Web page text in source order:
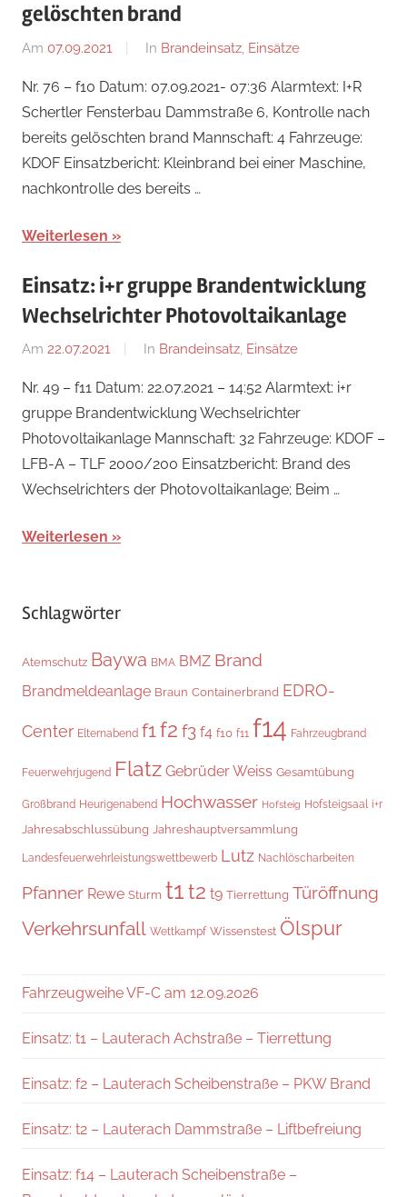
gelöschten brand
Am 07.09.2021
Von
In Brandeinsatz Einsätze
Nr. 76 – f10 Datum: 07.09.2021- 07:36 Alarmtext: I+R
Schertler Fensterbau Dammstraße 6, Kontrolle nach
bereits gelöschten brand Mannschaft: 4 Fahrzeuge:
KDOF Einsatzbericht: Kleinbrand bei einer Maschine,
nachkontrolle des bereits …
Weiterlesen
Einsatz: i+r gruppe Brandentwicklung
Wechselrichter Photovoltaikanlage
Am 22.07.2021
Von
In Brandeinsatz, Einsätze
Nr. 49 – f11 Datum: 22.07.2021 – 14:52 Alarmtext: i+r
gruppe Brandentwicklung Wechselrichter
Photovoltaikanlage Mannschaft: 32 Fahrzeuge: KDOF –
LFB-A – TLF 2000/200 Einsatzbericht: Brand des
Wechselrichters der Photovoltaikanlage; Beim …
Weiterlesen
Schlagwörter
Atemschutz Baywa BMA BMZ Brand
Brandmeldeanlage Braun Containerbrand EDRO-
Center Elternabend f1f2 f3 f4 f10 f11 f14 Fahrzeugbrand
Feuerwehrjugend Flatz Gebrüder Weiss Gesamtübung
Großbrand Heurigenabend Hochwasser Hofsteig Hofsteigsaal i+r
Jahresabschlussübung Jahreshauptversammlung
Landesfeuerwehrleistungswettbewerb Lutz Nachlöscharbeiten
Pfanner Rewe Sturm t1t2 t9 Tierrettung Türöffnung
Verkehrsunfall Wettkampf Wissenstest Ölspur
Fahrzeugweihe VF-C am 12.09.2026
Einsatz: t1 – Lauterach Achstraße – Tierrettung
Einsatz: f2 – Lauterach Scheibenstraße – PKW Brand
Einsatz: t2 – Lauterach Dammstraße – Liftbefreiung
Einsatz: f14 – Lauterach Scheibenstraße –